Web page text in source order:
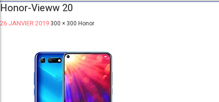
Honor-Vieww 20
26 JANVIER 2019 300 × 300 Honor